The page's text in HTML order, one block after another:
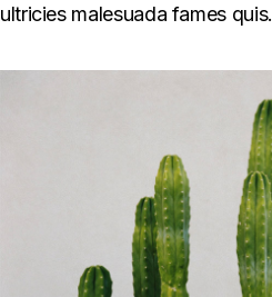
ultricies malesuada fames quis.